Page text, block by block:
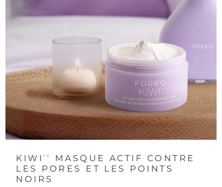
KIWITM
MASQUE ACTIF CONTRE
LES PORES ET LES POINTS
NOIRS